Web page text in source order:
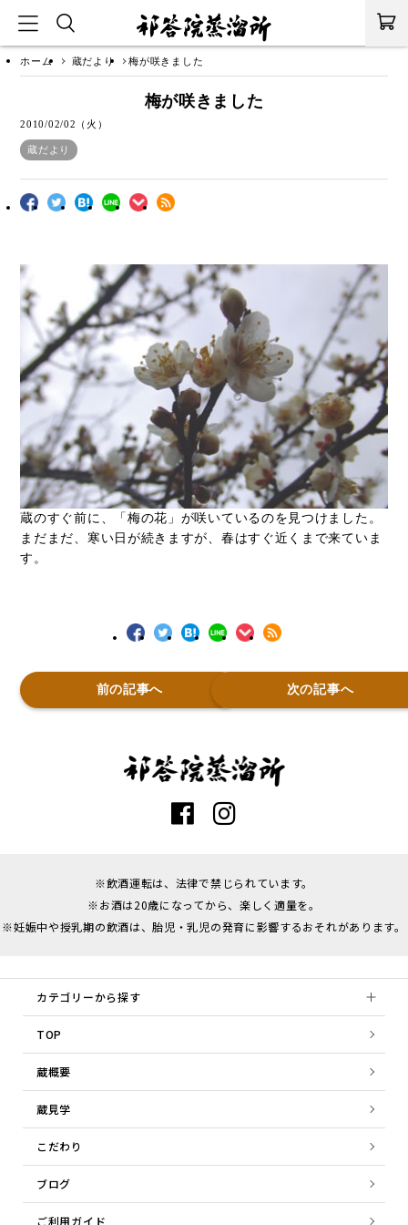
ホーム 蔵だより 梅が咲きました
梅が咲きました
2010/02/02（火）
蔵だより
蔵のすぐ前に、「梅の花」が咲いているのを見つけました。
まだまだ、寒い日が続きますが、春はすぐ近くまで来ていま
す。
前の記事へ 次の記事へ
※飲酒運転は、法律で禁じられています。
※お酒は20歳になってから、楽しく適量を。
※妊娠中や授乳期の飲酒は、胎児・乳児の発育に影響するおそれがあります。
カテゴリーから探す
TOP
蔵概要
蔵見学
こだわり
ブログ
ご利用ガイド